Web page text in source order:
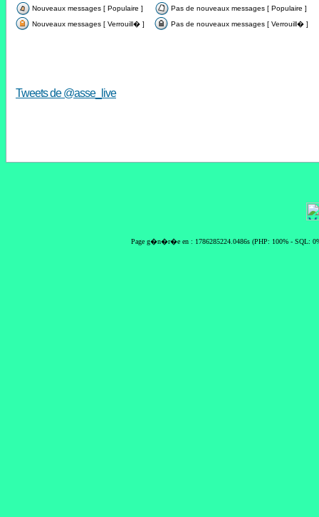
Nouveaux messages [ Populaire ]
Pas de nouveaux messages [ Populaire ]
Nouveaux messages [ Verrouill� ]
Pas de nouveaux messages [ Verrouill� ]
Tweets de @asse_live
Page g�n�r�e en : 1786285224.0486s (PHP: 100% - SQL: